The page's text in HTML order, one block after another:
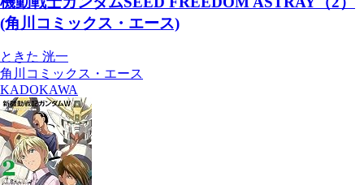
(角川コミックス・エース)
ときた 洸一
角川コミックス・エース
KADOKAWA